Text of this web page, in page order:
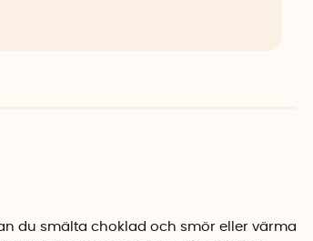
du smälta choklad och smör eller värma